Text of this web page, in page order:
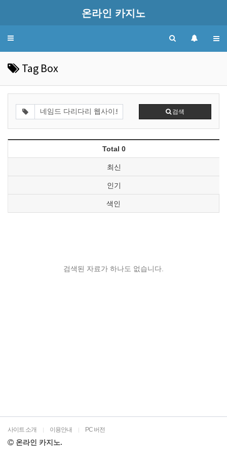
온라인 카지노
Toggle
Tag Box
검색
Total 0
최신
인기
색인
검색된 자료가 하나도 없습니다.
사이트 소개 | 이용안내 | PC 버전
온라인 카지노.